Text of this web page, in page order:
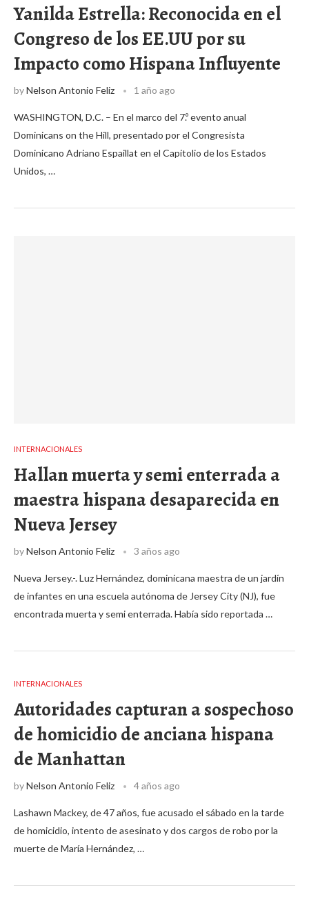
Yanilda Estrella: Reconocida en el
Congreso de los EE.UU por su
Impacto como Hispana Influyente
byNelson Antonio Feliz 1 año ago
WASHINGTON, D.C. – En el marco del 7.º evento anual
Dominicans on the Hill, presentado por el Congresista
Dominicano Adriano Espaillat en el Capitolio de los Estados
Unidos, …
INTERNACIONALES
Hallan muerta y semi enterrada a
maestra hispana desaparecida en
Nueva Jersey
byNelson Antonio Feliz 3 años ago
Nueva Jersey.-. Luz Hernández, dominicana maestra de un jardín
de infantes en una escuela autónoma de Jersey City (NJ), fue
encontrada muerta y semi enterrada. Había sido reportada …
INTERNACIONALES
Autoridades capturan a sospechoso
de homicidio de anciana hispana
de Manhattan
byNelson Antonio Feliz 4 años ago
Lashawn Mackey, de 47 años, fue acusado el sábado en la tarde
de homicidio, intento de asesinato y dos cargos de robo por la
muerte de María Hernández, …